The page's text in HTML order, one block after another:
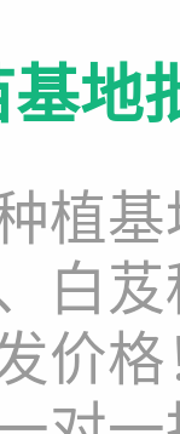
基地
植
白
价